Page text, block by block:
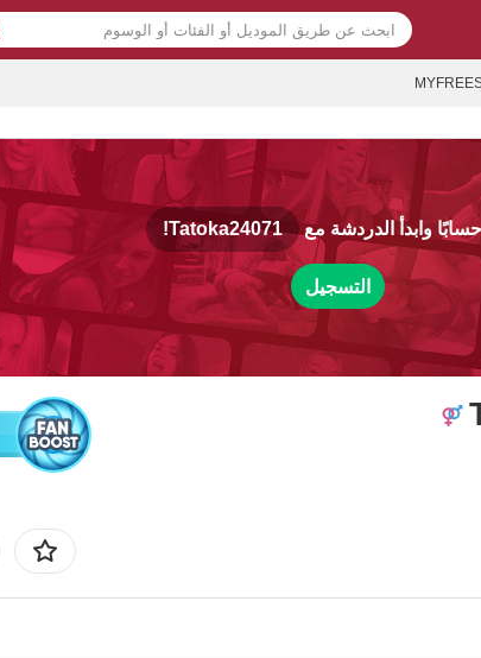
وابدأ الدردشة مع Tatoka24071!
التسجيل